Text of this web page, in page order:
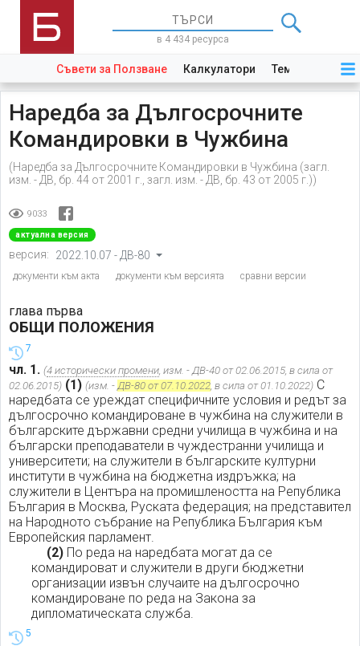
в 4 434 ресурса
Съвети за Ползване Калкулатори Теми Закони
Наредба за Дългосрочните
Командировки в Чужбина
(Наредба за Дългосрочните Командировки в Чужбина (загл.
изм. - ДВ, бр. 44 от 2001 г., загл. изм. - ДВ, бр. 43 от 2005 г.))
9033
актуална версия
версия: 2022.10.07 - ДВ-80
документи към акта документи към версията сравни версии
глава първа
ОБЩИ ПОЛОЖЕНИЯ
7
чл. 1. (4 исторически промени, изм. - ДВ-40 от 02.06.2015, в сила от
02.06.2015) (1) (изм. - ДВ-80 от 07.10.2022, в сила от 01.10.2022) С
наредбата се уреждат специфичните условия и редът за
дългосрочно командироване в чужбина на служители в
българските държавни средни училища в чужбина и на
български преподаватели в чуждестранни училища и
университети; на служители в българските културни
институти в чужбина на бюджетна издръжка; на
служители в Центъра на промишлеността на Република
България в Москва, Руската федерация; на представител
на Народното събрание на Република България към
Европейския парламент.
(2) По реда на наредбата могат да се
командироват и служители в други бюджетни
организации извън случаите на дългосрочно
командироване по реда на Закона за
дипломатическата служба.
5